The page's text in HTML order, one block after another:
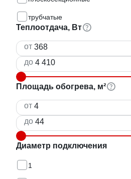
трубчатые
Теплоотдача, Вт
от
до
Площадь обогрева, м²
от
до
Диаметр подключения
1